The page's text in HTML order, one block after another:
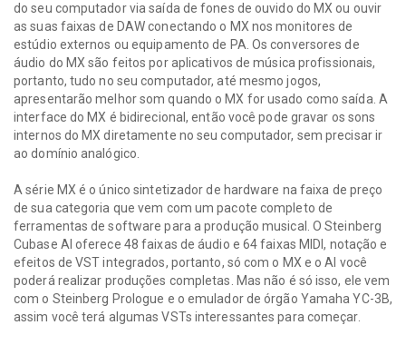
do seu computador via saída de fones de ouvido do MX ou ouvir
as suas faixas de DAW conectando o MX nos monitores de
estúdio externos ou equipamento de PA. Os conversores de
áudio do MX são feitos por aplicativos de música profissionais,
portanto, tudo no seu computador, até mesmo jogos,
apresentarão melhor som quando o MX for usado como saída. A
interface do MX é bidirecional, então você pode gravar os sons
internos do MX diretamente no seu computador, sem precisar ir
ao domínio analógico.
A série MX é o único sintetizador de hardware na faixa de preço
de sua categoria que vem com um pacote completo de
ferramentas de software para a produção musical. O Steinberg
Cubase AI oferece 48 faixas de áudio e 64 faixas MIDI, notação e
efeitos de VST integrados, portanto, só com o MX e o AI você
poderá realizar produções completas. Mas não é só isso, ele vem
com o Steinberg Prologue e o emulador de órgão Yamaha YC-3B,
assim você terá algumas VSTs interessantes para começar.